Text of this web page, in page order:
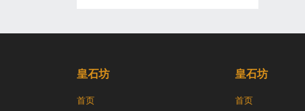
皇石坊
首页
皇石坊
首页